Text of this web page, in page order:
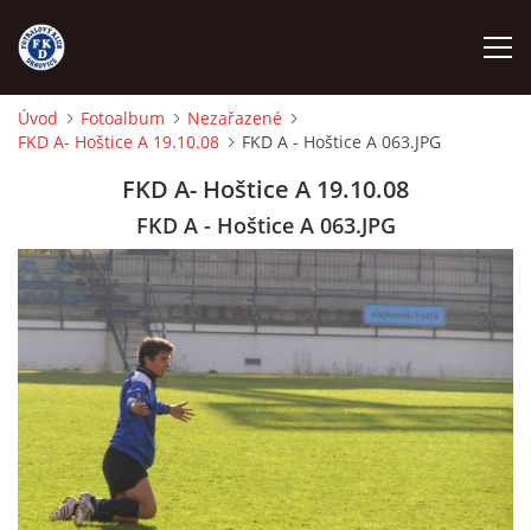
ÚVOD
FKD A
FKD B
STARŠÍ DOROST
STARŠÍ ŽÁCI
Úvod Fotoalbum
Nezařazené
FKD A- Hoštice A 19.10.08
FKD A - Hoštice A 063.JPG
FKD A- Hoštice A 19.10.08
FKD A - Hoštice A 063.JPG